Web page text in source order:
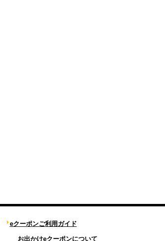
eクーポンご利用ガイド
お出かけeクーポンについて